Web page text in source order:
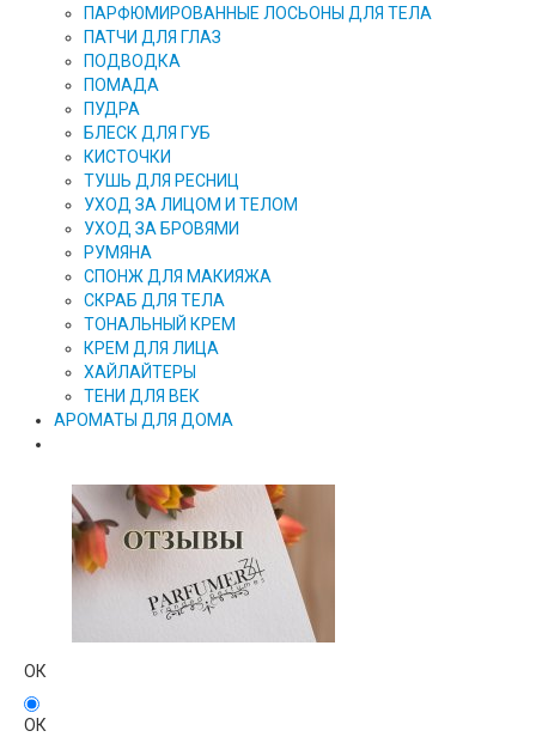
ПАРФЮМИРОВАННЫЕ ЛОСЬОНЫ ДЛЯ ТЕЛА
ПАТЧИ ДЛЯ ГЛАЗ
ПОДВОДКА
ПОМАДА
ПУДРА
БЛЕСК ДЛЯ ГУБ
КИСТОЧКИ
ТУШЬ ДЛЯ РЕСНИЦ
УХОД ЗА ЛИЦОМ И ТЕЛОМ
УХОД ЗА БРОВЯМИ
РУМЯНА
СПОНЖ ДЛЯ МАКИЯЖА
СКРАБ ДЛЯ ТЕЛА
ТОНАЛЬНЫЙ КРЕМ
КРЕМ ДЛЯ ЛИЦА
ХАЙЛАЙТЕРЫ
ТЕНИ ДЛЯ ВЕК
АРОМАТЫ ДЛЯ ДОМА
ОК
ОК